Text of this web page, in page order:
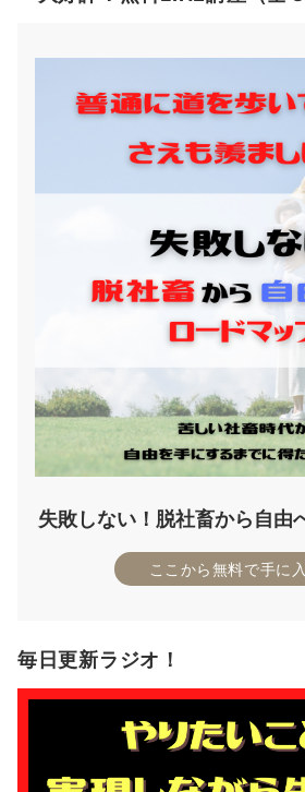
失敗しない！脱社畜から自由
ここから無料で手に
毎日更新ラジオ！